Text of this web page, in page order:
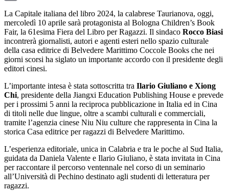
La Capitale italiana del libro 2024, la calabrese Taurianova, oggi,
mercoledì 10 aprile sarà protagonista al Bologna Children’s Book
Fair, la 61esima Fiera del Libro per Ragazzi. Il sindaco Rocco Biasi
incontrerà giornalisti, autori e agenti esteri nello spazio culturale
della casa editrice di Belvedere Marittimo Coccole Books che nei
giorni scorsi ha siglato un importante accordo con il presidente degli
editori cinesi.
L’importante intesa è stata sottoscritta tra Ilario Giuliano e Xiong
Chi, presidente della Jiangxi Education Publishing House e prevede
per i prossimi 5 anni la reciproca pubblicazione in Italia ed in Cina
di titoli nelle due lingue, oltre a scambi culturali e commerciali,
tramite l’agenzia cinese Niu Niu culture che rappresenta in Cina la
storica Casa editrice per ragazzi di Belvedere Marittimo.
L’esperienza editoriale, unica in Calabria e tra le poche al Sud Italia,
guidata da Daniela Valente e Ilario Giuliano, è stata invitata in Cina
per raccontare il percorso ventennale nel corso di un seminario
all’Università di Pechino destinato agli studenti di letteratura per
ragazzi.